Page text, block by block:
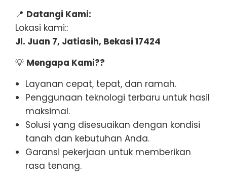
📍 Datangi Kami:
Lokasi kami::
Jl. Juan 7, Jatiasih, Bekasi 17424
💡 Mengapa Kami??
Layanan cepat, tepat, dan ramah.
Penggunaan teknologi terbaru untuk hasil
maksimal.
Solusi yang disesuaikan dengan kondisi
tanah dan kebutuhan Anda.
Garansi pekerjaan untuk memberikan
rasa tenang.